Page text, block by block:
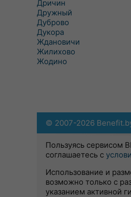
Дричин
Дружный
Дуброво
Дукора
Ждановичи
Жилихово
Жодино
© 2007-2026
Пользуясь сервисом
соглашаетесь с
Использование и
возможно только с
указанием активной